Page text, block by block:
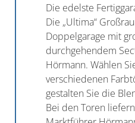
Die edelste
Die „Ultima“
Doppelgarage mit
durchgehendem
Hörmann. Wählen
verschiedenen
gestalten Sie die
Bei den Toren